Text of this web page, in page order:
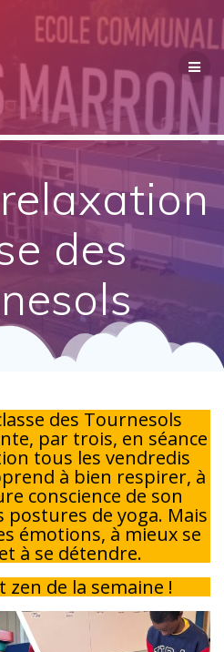
contenu
des
des Tournesols
par trois, en séance
tous les vendredis
à bien respirer, à
conscience de son
postures de yoga. Mais
émotions, à mieux se
à se détendre.
zen de la semaine !